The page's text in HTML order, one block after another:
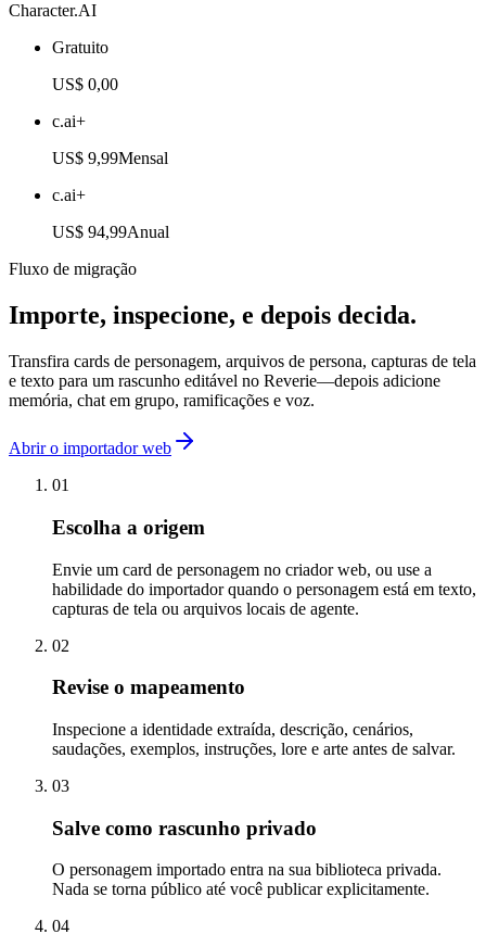
Character.AI
Gratuito
US$ 0,00
c.ai+
US$ 9,99Mensal
c.ai+
US$ 94,99Anual
Fluxo de migração
Importe, inspecione, e depois decida.
Transfira cards de personagem, arquivos de persona, capturas de tela
e texto para um rascunho editável no Reverie—depois adicione
memória, chat em grupo, ramificações e voz.
Abrir o importador web
01
Escolha a origem
Envie um card de personagem no criador web, ou use a
habilidade do importador quando o personagem está em texto,
capturas de tela ou arquivos locais de agente.
02
Revise o mapeamento
Inspecione a identidade extraída, descrição, cenários,
saudações, exemplos, instruções, lore e arte antes de salvar.
03
Salve como rascunho privado
O personagem importado entra na sua biblioteca privada.
Nada se torna público até você publicar explicitamente.
04